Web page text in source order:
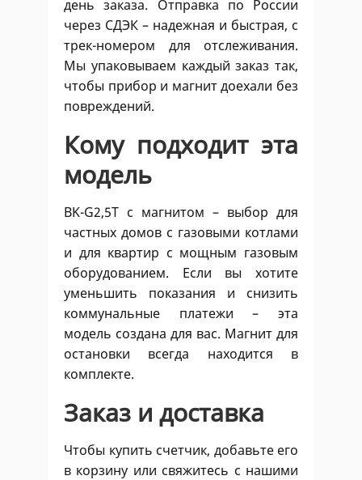
день заказа. Отправка по России
через СДЭК – надежная и быстрая, с
трек-номером для отслеживания.
Мы упаковываем каждый заказ так,
чтобы прибор и магнит доехали без
повреждений.
Кому подходит эта
модель
ВK-G2,5Т с магнитом – выбор для
частных домов с газовыми котлами
и для квартир с мощным газовым
оборудованием. Если вы хотите
уменьшить показания и снизить
коммунальные платежи – эта
модель создана для вас. Магнит для
остановки всегда находится в
комплекте.
Заказ и доставка
Чтобы купить счетчик, добавьте его
в корзину или свяжитесь с нашими